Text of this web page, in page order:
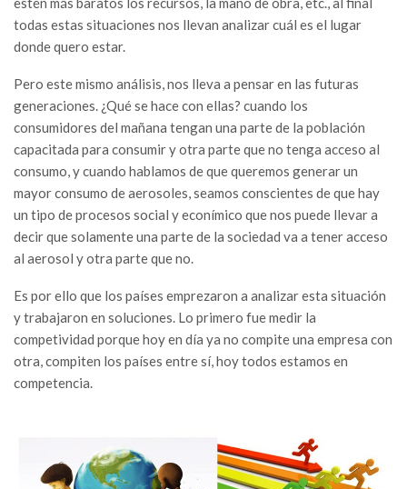
todas estas situaciones nos llevan analizar cuál es el lugar
donde quero estar.
Pero este mismo análisis, nos lleva a pensar en las futuras
generaciones. ¿Qué se hace con ellas? cuando los
consumidores del mañana tengan una parte de la población
capacitada para consumir y otra parte que no tenga acceso al
consumo, y cuando hablamos de que queremos generar un
mayor consumo de aerosoles, seamos conscientes de que hay
un tipo de procesos social y econímico que nos puede llevar a
decir que solamente una parte de la sociedad va a tener acceso
al aerosol y otra parte que no.
Es por ello que los países emprezaron a analizar esta situación
y trabajaron en soluciones. Lo primero fue medir la
competividad porque hoy en día ya no compite una empresa con
otra, compiten los países entre sí, hoy todos estamos en
competencia.